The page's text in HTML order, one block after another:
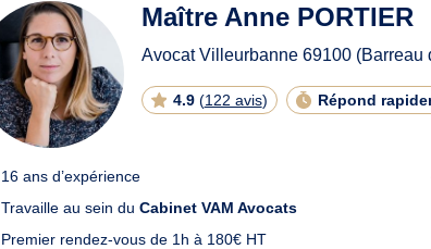
Maître Anne PORTIER
Avocat Villeurbanne 69100 (Barreau
4.9 (122 avis) Répond
16 ans d’expérience
Travaille au sein du Cabinet VAM Avocats
Premier rendez-vous de 1h à 180€ HT